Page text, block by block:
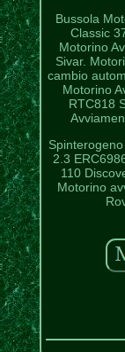
Bussola
Classic
Motorino
Sivar.
cambio
Motorino
RTC818
2.3
110
Motorino